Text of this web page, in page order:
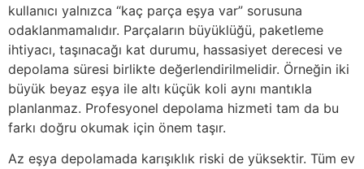
kullanıcı yalnızca “kaç parça eşya var” sorusuna
odaklanmamalıdır. Parçaların büyüklüğü, paketleme
ihtiyacı, taşınacağı kat durumu, hassasiyet derecesi ve
depolama süresi birlikte değerlendirilmelidir. Örneğin iki
büyük beyaz eşya ile altı küçük koli aynı mantıkla
planlanmaz. Profesyonel depolama hizmeti tam da bu
farkı doğru okumak için önem taşır.
Az eşya depolamada karışıklık riski de yüksektir. Tüm ev